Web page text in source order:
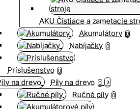
AKU Čistiace a zametacie
Akumulátory 0
Nabíjačky 0
Príslušenstvo 0
Píly na drevo 0
Ručné píly 0